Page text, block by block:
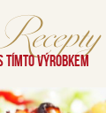
TÍMTO VÝROBKEM